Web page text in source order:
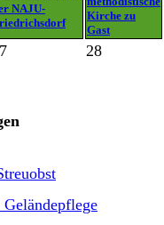
NAJU-
Kirche zu
Gast
28